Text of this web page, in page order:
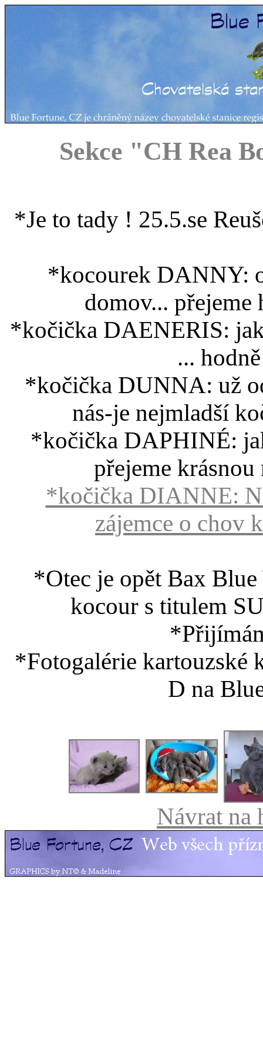
Sekce "CH Rea
*Je to tady ! 25.5.se
*kocourek DANNY:
domov... přejeme
*kočička DAENERIS:
...
*kočička DUNNA: už
nás-je nejmladší
*kočička DAPHINÉ:
přejeme
*kočička DIANNE:
zájemce o chov
*Otec je opět Bax
kocour s titulem
*Fotogalérie kartouzské
D na
Návrat na